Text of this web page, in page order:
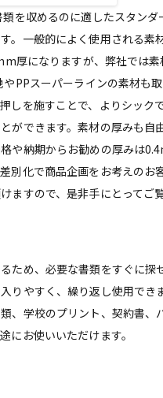
を収めるのに適したスタンダ
。一般的によく使用される素
厚になりますが、弊社では素
やPPスーパーラインの素材も
しを施すことで、よりシック
ができます。素材の厚みも自
や納期からお勧めの厚みは
別化で商品企画をお考えのお
ますので、是非手にとってご
ため、必要な書類をすぐに探
りやすく、繰り返し使用できま
、学校のプリント、契約書、
にお使いいただけます。